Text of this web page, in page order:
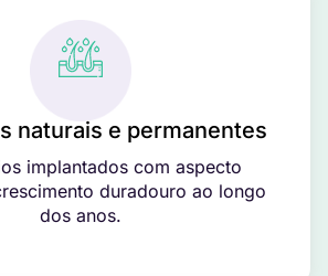
naturais e permanentes
implantados com aspecto
duradouro ao longo
dos anos.